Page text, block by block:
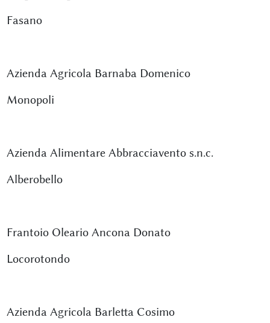
Fasano
Azienda Agricola Barnaba Domenico
Monopoli
Azienda Alimentare Abbracciavento s.n.c.
Alberobello
Frantoio Oleario Ancona Donato
Locorotondo
Azienda Agricola Barletta Cosimo